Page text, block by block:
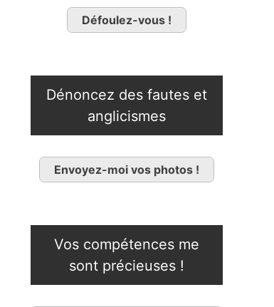
Défoulez-vous !
Dénoncez des fautes et
anglicismes
Envoyez-moi vos photos !
Vos compétences me
sont précieuses !